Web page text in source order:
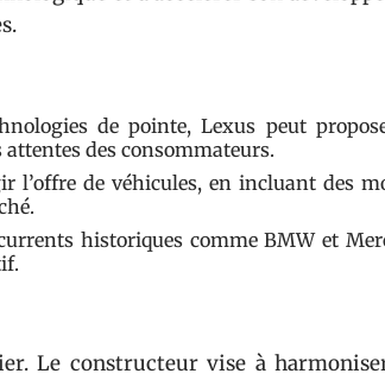
de pointe, Lexus peut
des consommateurs.
l’offre de véhicules, en incluant des
historiques comme BMW et
Le constructeur vise à